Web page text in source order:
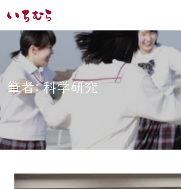
筆者: 科学研究